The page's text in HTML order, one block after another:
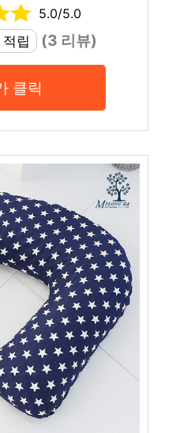
5.0/5.0
립
(3 리뷰)
클릭